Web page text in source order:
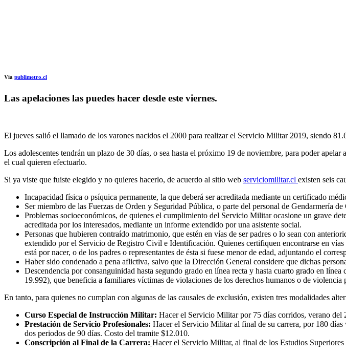
Vía publimetro.cl
Las apelaciones las puedes hacer desde este viernes.
El jueves salió el llamado de los varones nacidos el 2000 para realizar el Servicio Militar 2019, siendo
Los adolescentes tendrán un plazo de 30 días, o sea hasta el próximo 19 de noviembre, para poder
el cual quieren efectuarlo.
Si ya viste que fuiste elegido y no quieres hacerlo, de acuerdo al sitio web serviciomilitar.cl existen seis
Incapacidad física o psíquica permanente, la que deberá ser acreditada mediante un certificado
Ser miembro de las Fuerzas de Orden y Seguridad Pública, o parte del personal de Gendarmería de
Problemas socioeconómicos, de quienes el cumplimiento del Servicio Militar ocasione un grave
acreditada por los interesados, mediante un informe extendido por una asistente social.
Personas que hubieren contraído matrimonio, que estén en vías de ser padres o lo sean con
extendido por el Servicio de Registro Civil e Identificación. Quienes certifiquen encontrarse en
está por nacer, o de los padres o representantes de ésta si fuese menor de edad, adjuntando el
Haber sido condenado a pena aflictiva, salvo que la Dirección General considere que dichas
Descendencia por consanguinidad hasta segundo grado en línea recta y hasta cuarto grado en
19.992), que beneficia a familiares víctimas de violaciones de los derechos humanos o de
En tanto, para quienes no cumplan con algunas de las causales de exclusión, existen tres modalidades
Curso Especial de Instrucción Militar: Hacer el Servicio Militar por 75 días corridos, verano del
Prestación de Servicio Profesionales: Hacer el Servicio Militar al final de su carrera, por 180 días
dos periodos de 90 días. Costo del tramite $12.010.
Conscripción al Final de la Carrera: Hacer el Servicio Militar, al final de los Estudios